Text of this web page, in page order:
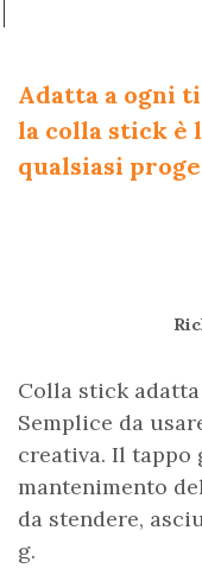
Adatta a ogni
la colla stick è
qualsiasi
Colla stick
Semplice da
creativa. Il tappo
mantenimento
da stendere,
g.